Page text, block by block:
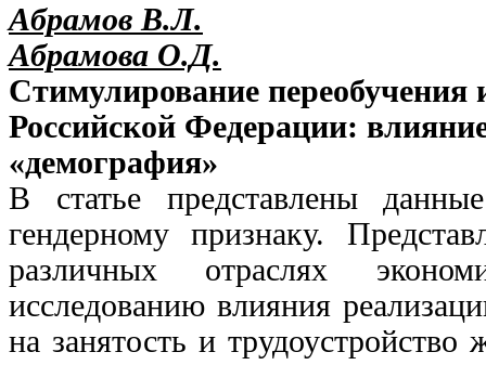
Абрамов В.Л.
Абрамова О.Д.
Стимулирование
Российской Федерации:
«демография»
В статье представлены
гендерному признаку.
различных отраслях
исследованию влияния
на занятость и